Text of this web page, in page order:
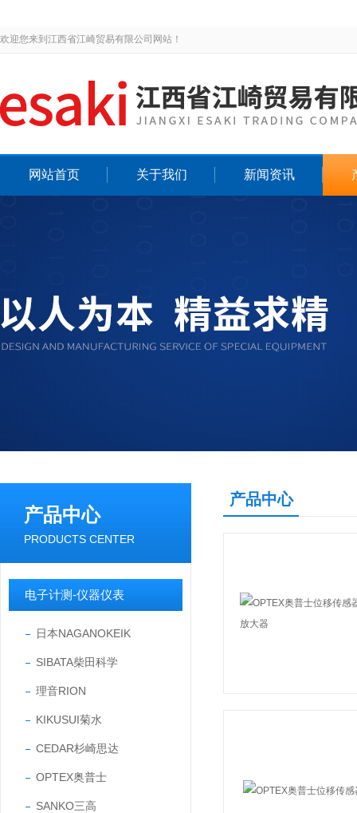
欢迎您来到江西省江崎贸易有限公司网站！
网站首页 关于我们 新闻资讯
产品中心
PRODUCTS CENTER
电子计测-仪器仪表
日本NAGANOKEIK
SIBATA柴田科学
理音RION
KIKUSUI菊水
CEDAR杉崎思达
OPTEX奥普士
SANKO三高
产品中心